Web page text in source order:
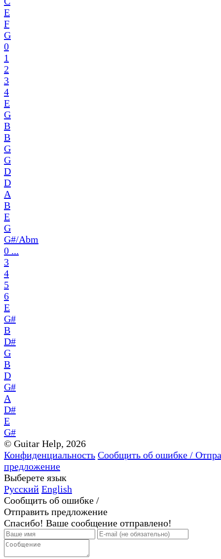
E
F
G
0
1
2
3
4
E
G
B
B
G
G
D
D
A
B
E
G
G#/Abm
0 ...
3
4
5
6
E
G#
B
D#
G
B
D
G#
A
D#
E
G#
© Guitar Help, 2026
Конфиденциальность Сообщить об ошибке /
предложение
Выберете язык
Русский English
Сообщить об ошибке /
Отправить предложение
Спасибо! Ваше сообщение отправлено!